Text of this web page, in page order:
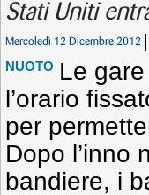
Stati Uniti
Mercoledì 12 Dicembre 2012
NUOTO Le
l’orario
per
Dopo l’inno
bandiere, i